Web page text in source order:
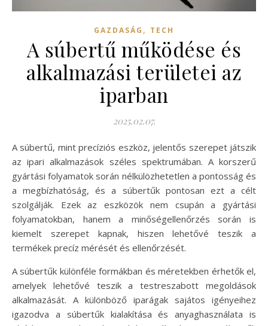
GAZDASÁG , TECH
A súbertű működése és
alkalmazási területei az
iparban
2025.02.07.
A súbertű, mint precíziós eszköz, jelentős szerepet játszik
az ipari alkalmazások széles spektrumában. A korszerű
gyártási folyamatok során nélkülözhetetlen a pontosság és
a megbízhatóság, és a súbertűk pontosan ezt a célt
szolgálják. Ezek az eszközök nem csupán a gyártási
folyamatokban, hanem a minőségellenőrzés során is
kiemelt szerepet kapnak, hiszen lehetővé teszik a
termékek precíz mérését és ellenőrzését.
A súbertűk különféle formákban és méretekben érhetők el,
amelyek lehetővé teszik a testreszabott megoldások
alkalmazását. A különböző iparágak sajátos igényeihez
igazodva a súbertűk kialakítása és anyaghasználata is